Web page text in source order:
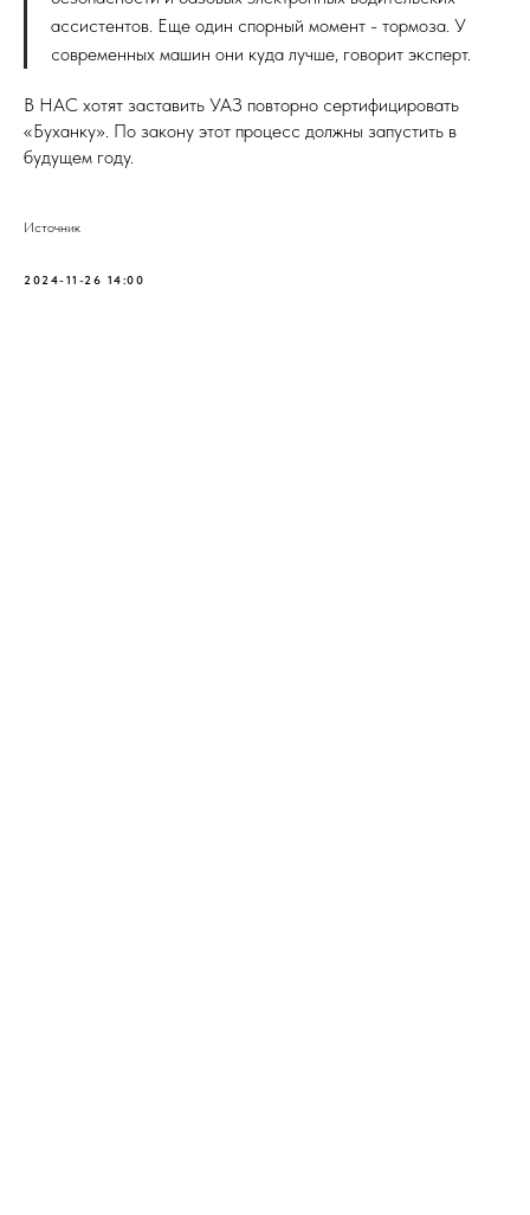
ассистентов. Еще один спорный момент - тормоза. У
современных машин они куда лучше, говорит эксперт.
В НАС хотят заставить УАЗ повторно сертифицировать
«Буханку». По закону этот процесс должны запустить в
будущем году.
Источник
2024-11-26 14:00